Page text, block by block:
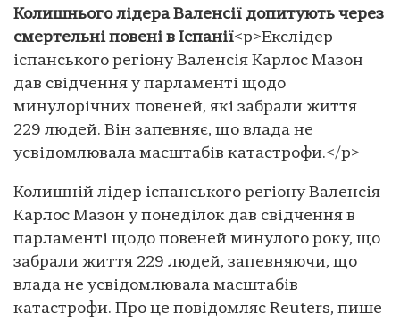
Колишнього лідера Валенсії допитують через
смертельні повені в Іспанії<p>Екслідер
іспанського регіону Валенсія Карлос Мазон
дав свідчення у парламенті щодо
минулорічних повеней, які забрали життя
229 людей. Він запевняє, що влада не
усвідомлювала масштабів катастрофи.</p>
Колишній лідер іспанського регіону Валенсія
Карлос Мазон у понеділок дав свідчення в
парламенті щодо повеней минулого року, що
забрали життя 229 людей, запевняючи, що
влада не усвідомлювала масштабів
катастрофи. Про це повідомляє Reuters, пише